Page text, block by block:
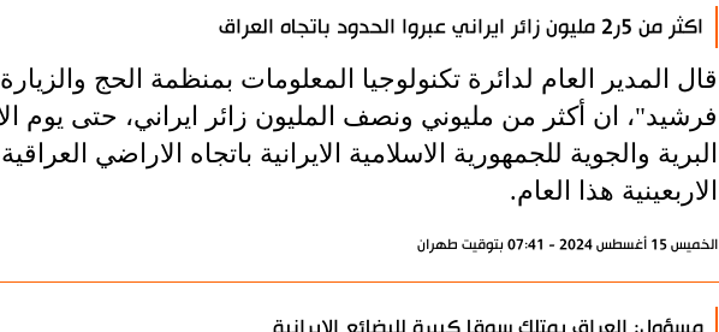
اكثر من 5ر2 مليون زائر ايراني عبروا الحدود باتجاه العراق
قال المدير العام لدائرة تكنولوجيا المعلومات بمنظمة الحج والزيارة
فرشيد"، ان أكثر من مليوني ونصف المليون زائر ايراني، حتى يوم
البرية والجوية للجمهورية الاسلامية الايرانية باتجاه الاراضي
الاربعينية هذا العام.
الخميس 15 أغسطس 2024 - 07:41 بتوقيت طهران